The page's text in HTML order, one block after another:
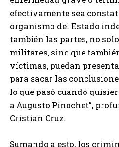
efectivamente sea
organismo del Estado
también las partes, no
militares, sino que
víctimas, puedan
para sacar las
lo que pasó cuando
a Augusto Pinochet”,
Cristian Cruz.
Sumando a esto, los